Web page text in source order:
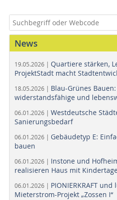
News
19.05.2026 | Quartiere stärken,
ProjektStadt macht
18.05.2026 | Blau-Grünes
widerstandsfähige und
06.01.2026 | Westdeutsche
Sanierungsbedarf
06.01.2026 | Gebäudetyp E:
bauen
06.01.2026 | Instone und
realisieren Haus mit
06.01.2026 | PIONIERKRAFT
Mieterstrom-Projekt „Zossen I“